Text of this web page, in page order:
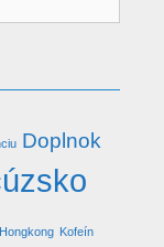
Doplnok
Hongkong Kofeín